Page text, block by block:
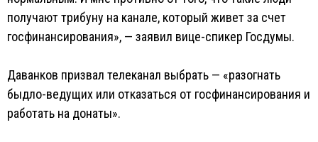
получают трибуну на канале, который живет за счет
госфинансирования», — заявил вице-спикер Госдумы.
Даванков призвал телеканал выбрать — «разогнать
быдло-ведущих или отказаться от госфинансирования и
работать на донаты».